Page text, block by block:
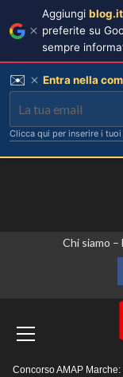
Chi siamo –
Concorso AMAP
Aggiungi blog.it
preferite su
sempre
✉️ Entra nella
Clicca qui per inserire i